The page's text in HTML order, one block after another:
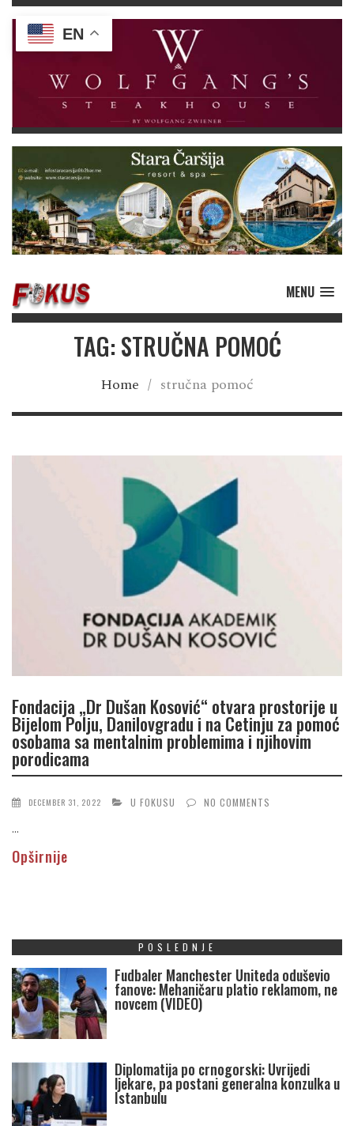
MENU
TAG: STRUČNA POMOĆ
Home / stručna pomoć
Fondacija „Dr Dušan Kosović“ otvara prostorije u
Bijelom Polju, Danilovgradu i na Cetinju za pomoć
osobama sa mentalnim problemima i njihovim
porodicama
DECEMBER 31, 2022 U FOKUSU NO COMMENTS
...
Opširnije
POSLEDNJE
Fudbaler Manchester Uniteda oduševio
fanove: Mehaničaru platio reklamom, ne
novcem (VIDEO)
Diplomatija po crnogorski: Uvrijedi
ljekare, pa postani generalna konzulka u
Istanbulu
EN